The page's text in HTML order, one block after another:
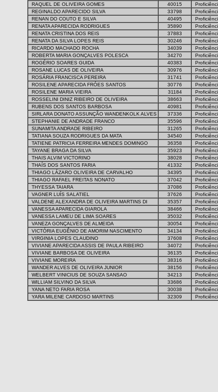
RAQUEL DE OLIVEIRA GOMES
40015
REGINALDO APARECIDO SILVA
33798
RENAN DO COUTO E SILVA
40495
RENATA APARECIDA RODRIGUES
35890
RENATA CRISTINA DOS REIS
37883
RENATA DA SILVA LOPES REIS
30246
RICARDO MACHADO ROCHA
34039
ROBERTA MARIA GONÇALVES POLESCA
34270
ROGÉRIO SOARES GUIDA
40383
ROSANE LUCAS DE OLIVEIRA
30976
ROSÁRIA FRANCISCA PEREIRA
31741
ROSILENE APARECIDA FRÓES SANTOS
30776
ROSILENE MARIA VIEIRA
31184
ROSSELINI DINIZ RIBEIRO DE OLIVEIRA
38663
RUBENS DOS SANTOS BARBOSA
40981
SIRLARA DONATO ASSUNÇÃO WANDENKOLK ALVES
37336
STEPHANIE DE ANDRADE FRANCO
35596
SUNAMITA ANDRADE RIBEIRO
31265
TATIANA SOUZA RODRIGUES DA MATA
34540
TATIENE PATRICIA FERREIRA MENDES DOMINGO
36358
TAYANE BRAGA DA SILVA
35923
THAIS ALVIM VICTORINO
38028
THAÍS DOS SANTOS FARIA
41332
THIAGO LÁZARO OLIVEIRA DE CARVALHO
34395
THIAGO RAFAEL FREITAS NONATO
37042
THYESSA TAIARA
37086
VAGNER LUÍS SALATIEL
37626
VALDENE ALEXANDRA DE OLIVEIRA MARTINS DI
35357
VANESSA APARECIDA GIAROLA
38466
VANESSA LAMEU DE LIMA SOARES
35032
VANEZA GONÇALVES DE ALMEIDA
30054
VICTÓRIA EUGÊNIO DE AMORIM NASCIMENTO
34134
VIRGINIA LOPES CLAUDINO
37608
VIVIANE APARECIDA ASSIS DE PAULA RIBEIRO
34072
VIVIANE BARBOSA DE OLIVEIRA
36135
VIVIANE MOREIRA
38316
WANDER ALVES DE OLIVEIRA JUNIOR
38156
WELBERT VINICIUS DE SOUZA SANSAO
34213
WILLIAM SILVINO DA SILVA
33686
YANA NETO FARIA ROSA
30038
YARA MILENE CARDOSO MARTINS
32309